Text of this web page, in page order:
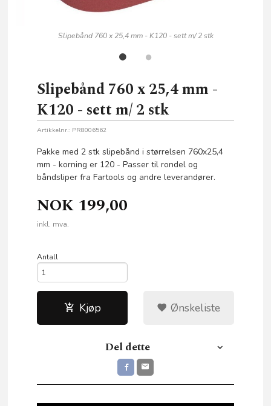
Slipebånd 760 x 25,4 mm - K120 - sett m/ 2 stk
Slipebånd 760 x 25,4 mm -
K120 - sett m/ 2 stk
Artikkelnr.: PR8006562
Pakke med 2 stk slipebånd i størrelsen 760x25,4
mm - korning er 120 - Passer til rondel og
båndsliper fra Fartools og andre leverandører.
NOK 199,00
inkl. mva.
Antall
Kjøp Ønskeliste
Del dette